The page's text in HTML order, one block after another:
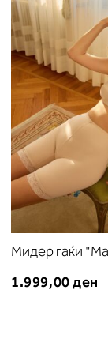
Мидер гаќи
1.999,00 ден